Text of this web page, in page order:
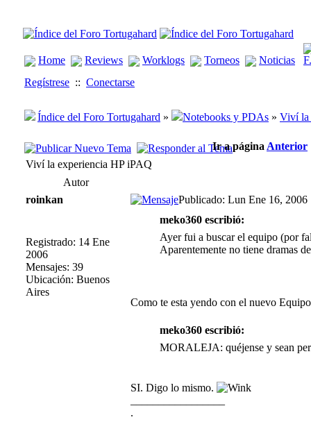
Home Reviews Worklogs Torneos
Noticias
Regístrese :: Conectarse
Índice del Foro Tortugahard » Notebooks y PDAs » Viví la
Ir a página Anterior
Viví la experiencia HP iPAQ
Autor
roinkan
Publicado: Lun Ene 16, 2006
Registrado: 14 Ene
2006
Mensajes: 39
Ubicación: Buenos
Aires
meko360 escribió:
Ayer fui a buscar el equipo (por
Aparentemente no tiene dramas
Como te esta yendo con el nuevo
meko360 escribió:
MORALEJA: quéjense y sean
SI. Digo lo mismo.
.